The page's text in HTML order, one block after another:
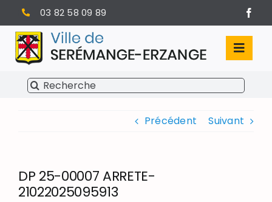
Passer
au
contenu
03 82 58 09 89
SÉRÉMANGE-ERZANGE
INFOS PRATIQUES
Rechercher:
Précédent Suivant
DP 25-00007 ARRETE-
21022025095913